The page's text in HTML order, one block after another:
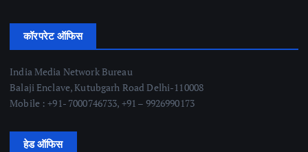
कॉरपरेट ऑफिस
India Media Network Bureau
Balaji Enclave, Kutubgarh Road Delhi-110008
Mobile : +91- 7000746733, +91 – 9926990173
हेड ऑफिस